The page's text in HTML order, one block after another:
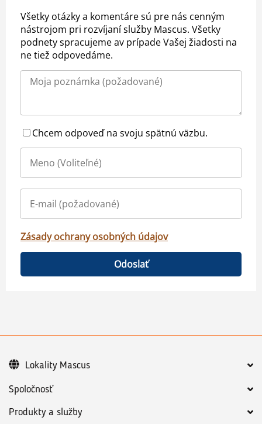
Všetky otázky a komentáre sú pre nás cenným
nástrojom pri rozvíjaní služby Mascus. Všetky
podnety spracujeme av prípade Vašej žiadosti na
ne tiež odpovedáme.
Chcem odpoveď na svoju spätnú väzbu.
Zásady ochrany osobných údajov
Odoslať
Spoločnosť
Produkty a služby
Lokality Mascus